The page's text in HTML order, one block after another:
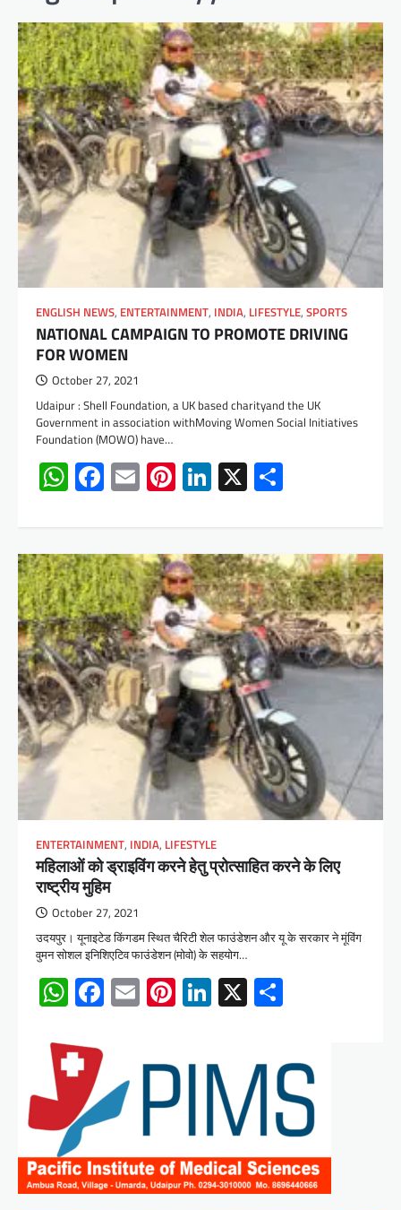
ENGLISH NEWS, ENTERTAINMENT, INDIA, LIFESTYLE, SPORTS
NATIONAL CAMPAIGN TO PROMOTE DRIVING
FOR WOMEN
October 27, 2021
Udaipur : Shell Foundation, a UK based charityand the UK
Government in association withMoving Women Social Initiatives
Foundation (MOWO) have…
WhatsApp
Facebook
EmailPinterest
LinkedIn
X
ENTERTAINMENT, INDIA, LIFESTYLE
महिलाओं को ड्राइविंग करने हेतु प्रोत्साहित करने के लिए
राष्ट्रीय मुहिम
October 27, 2021
उदयपुर। यूनाइटेड किंगडम स्थित चैरिटी शेल फाउंडेशन और यू के सरकार ने मूंविंग
वुमन सोशल इनिशिएटिव फाउंडेशन (मोवो) के सहयोग…
WhatsApp
Facebook
EmailPinterest
LinkedIn
X